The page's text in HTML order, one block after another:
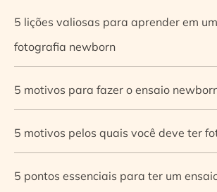
5 lições valiosas para aprender em
fotografia newborn
5 motivos para fazer o ensaio
5 motivos pelos quais você deve ter
5 pontos essenciais para ter um